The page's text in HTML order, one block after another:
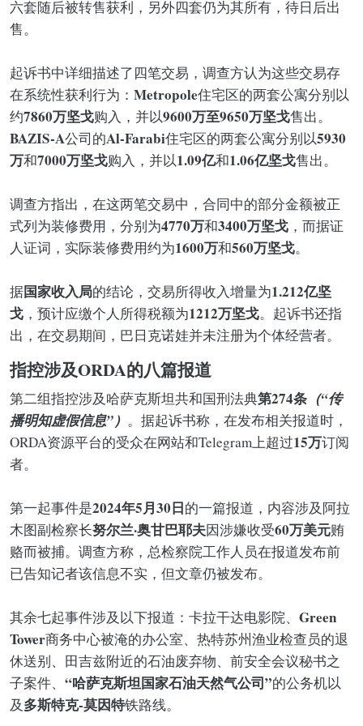
六套随后被转售获利，另外四套仍为其所有，待日后出
售。
起诉书中详细描述了四笔交易，调查方认为这些交易存
在系统性获利行为： Metropole住宅区的两套公寓分别以
约7860万坚戈购入，并以9600万至9650万坚戈售出。
BAZIS-A公司的Al-Farabi住宅区的两套公寓分别以5930
万和7000万坚戈购入，并以1.09亿和1.06亿坚戈售出。
调查方指出，在这两笔交易中，合同中的部分金额被正
式列为装修费用，分别为4770万和3400万坚戈 ，而据证
人证词，实际装修费用约为1600万和560万坚戈。
据国家收入局的结论，交易所得收入增量为1.212亿坚
戈 ，预计应缴个人所得税额为1212万坚戈。起诉书还指
出，在交易期间，巴日克诺娃并未注册为个体经营者。
指控涉及ORDA的八篇报道
第二组指控涉及哈萨克斯坦共和国刑法典第274条 （“传
播明知虚假信息”） 。据起诉书称，在发布相关报道时，
ORDA资源平台的受众在网站和Telegram上超过15万订阅
者。
第一起事件是2024年5月30日的一篇报道，内容涉及阿拉
木图副检察长努尔兰·奥甘巴耶夫因涉嫌收受60万美元贿
赂而被捕。调查方称，总检察院工作人员在报道发布前
已告知记者该信息不实，但文章仍被发布。
其余七起事件涉及以下报道：卡拉干达电影院、 Green
Tower商务中心被淹的办公室、热特苏州渔业检查员的退
休送别、田吉兹附近的石油废弃物、前安全会议秘书之
子案件、 “哈萨克斯坦国家石油天然气公司”的公务机以
及多斯特克-莫因特铁路线。